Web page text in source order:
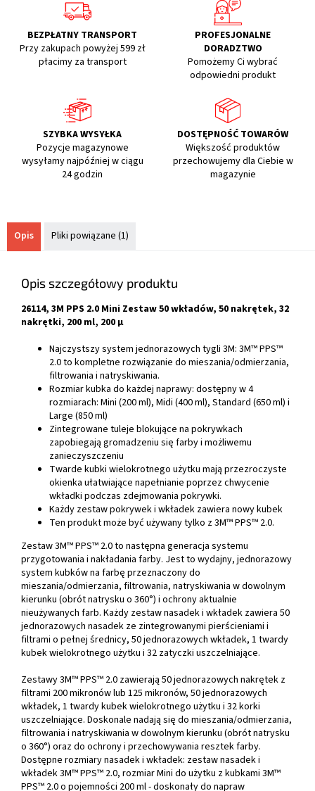
BEZPŁATNY TRANSPORT
Przy zakupach powyżej 599 zł
płacimy za transport
PROFESJONALNE
DORADZTWO
Pomożemy Ci wybrać
odpowiedni produkt
SZYBKA WYSYŁKA
Pozycje magazynowe
wysyłamy najpóźniej w ciągu
24 godzin
DOSTĘPNOŚĆ TOWARÓW
Większość produktów
przechowujemy dla Ciebie w
magazynie
Opis Pliki powiązane (1)
Opis szczegółowy produktu
26114, 3M PPS 2.0 Mini Zestaw 50 wkładów, 50 nakrętek, 32
nakrętki, 200 ml, 200 μ
Najczystszy system jednorazowych tygli 3M: 3M™ PPS™
2.0 to kompletne rozwiązanie do mieszania/odmierzania,
filtrowania i natryskiwania.
Rozmiar kubka do każdej naprawy: dostępny w 4
rozmiarach: Mini (200 ml), Midi (400 ml), Standard (650 ml) i
Large (850 ml)
Zintegrowane tuleje blokujące na pokrywkach
zapobiegają gromadzeniu się farby i możliwemu
zanieczyszczeniu
Twarde kubki wielokrotnego użytku mają przezroczyste
okienka ułatwiające napełnianie poprzez chwycenie
wkładki podczas zdejmowania pokrywki.
Każdy zestaw pokrywek i wkładek zawiera nowy kubek
Ten produkt może być używany tylko z 3M™ PPS™ 2.0.
Zestaw 3M™ PPS™ 2.0 to następna generacja systemu
przygotowania i nakładania farby. Jest to wydajny, jednorazowy
system kubków na farbę przeznaczony do
mieszania/odmierzania, filtrowania, natryskiwania w dowolnym
kierunku (obrót natrysku o 360°) i ochrony aktualnie
nieużywanych farb. Każdy zestaw nasadek i wkładek zawiera 50
jednorazowych nasadek ze zintegrowanymi pierścieniami i
filtrami o pełnej średnicy, 50 jednorazowych wkładek, 1 twardy
kubek wielokrotnego użytku i 32 zatyczki uszczelniające.
Zestawy 3M™ PPS™ 2.0 zawierają 50 jednorazowych nakrętek z
filtrami 200 mikronów lub 125 mikronów, 50 jednorazowych
wkładek, 1 twardy kubek wielokrotnego użytku i 32 korki
uszczelniające. Doskonale nadają się do mieszania/odmierzania,
filtrowania i natryskiwania w dowolnym kierunku (obrót natrysku
o 360°) oraz do ochrony i przechowywania resztek farby.
Dostępne rozmiary nasadek i wkładek: zestaw nasadek i
wkładek 3M™ PPS™ 2.0, rozmiar Mini do użytku z kubkami 3M™
PPS™ 2.0 o pojemności 200 ml - doskonały do napraw